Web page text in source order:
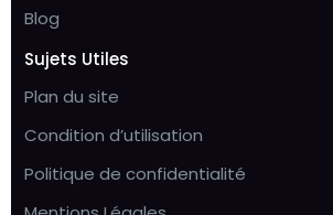
Blog
Sujets Utiles
Plan du site
Condition d’utilisation
Politique de confidentialité